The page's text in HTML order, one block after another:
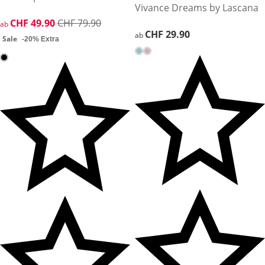
reduzierter Preis CHF 49.90, vorheriger Preis: CHF 79.90
ab CHF 49.90CHF 79.90
Sale -20% Extra
Vivance Dreams by Lascana
CHF 29.90
ab CHF 29.90